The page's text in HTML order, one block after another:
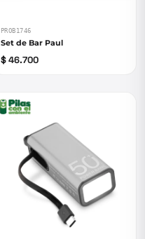
PROB1746
Set de Bar Paul
$ 46.700